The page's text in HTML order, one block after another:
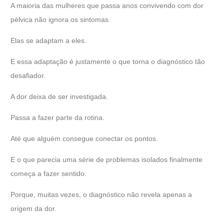
A maioria das mulheres que passa anos convivendo com dor
pélvica não ignora os sintomas.
Elas se adaptam a eles.
E essa adaptação é justamente o que torna o diagnóstico tão
desafiador.
A dor deixa de ser investigada.
Passa a fazer parte da rotina.
Até que alguém consegue conectar os pontos.
E o que parecia uma série de problemas isolados finalmente
começa a fazer sentido.
Porque, muitas vezes, o diagnóstico não revela apenas a
origem da dor.